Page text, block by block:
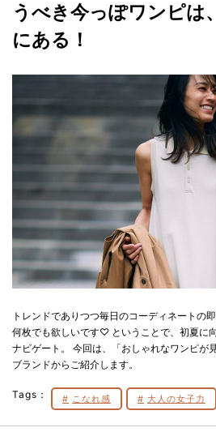
うべき今っぽワンピは
にある！
トレンドでありつつ毎日のコーディネートの
何枚でも欲しいです♡ ということで、初夏に
ナビゲート。 今回は、「おしゃれなワンピが
ブランドからご紹介します。
Tags： こなれ感 大人の女子力